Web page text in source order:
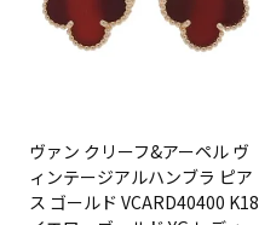
ヴァン クリーフ&アーペル ヴ
ィンテージアルハンブラ ピア
ス ゴールド VCARD40400 K18